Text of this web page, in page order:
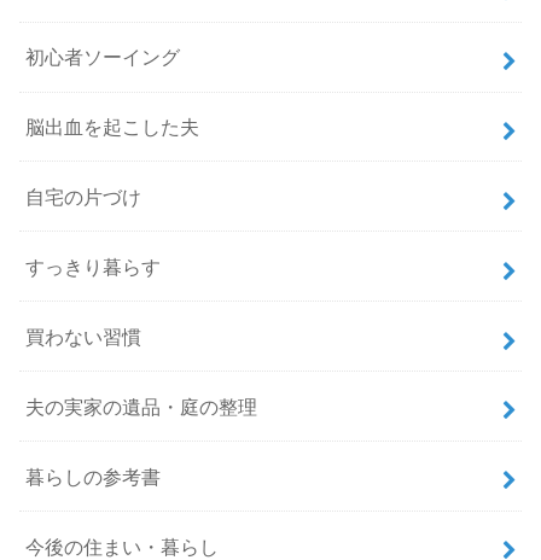
初心者ソーイング
脳出血を起こした夫
自宅の片づけ
すっきり暮らす
買わない習慣
夫の実家の遺品・庭の整理
暮らしの参考書
今後の住まい・暮らし